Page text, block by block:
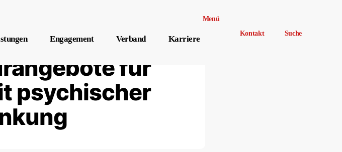
Menü
Engagement Verband Karriere
Kontakt Suche
für
psychischer